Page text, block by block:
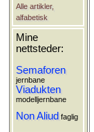
Alle artikler,
alfabetisk
Mine
nettsteder:
Semaforen
jernbane
Viadukten
modelljernbane
Non Aliud faglig